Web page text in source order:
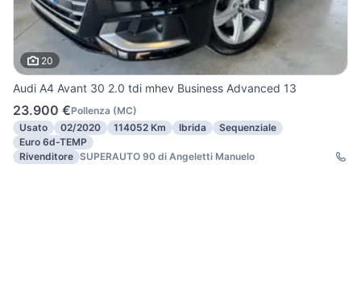
20
Audi A4 Avant 30 2.0 tdi mhev Business Advanced 13
23.900 €Pollenza (MC)
Usato
02/2020 114052 Km Ibrida
Sequenziale
Euro 6d-TEMP
Rivenditore SUPERAUTO 90 di Angeletti Manuelo